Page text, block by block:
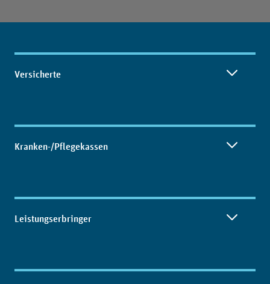
Inhaltsübersicht
Versicherte
Kranken-/Pflegekassen
Leistungserbringer